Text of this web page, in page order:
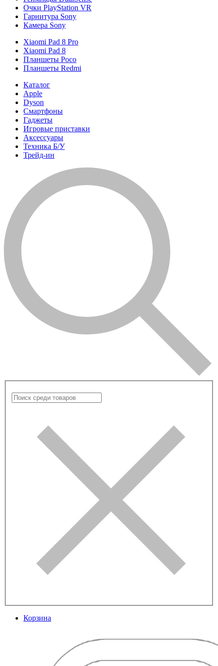
Очки PlayStation VR
Гарнитура Sony
Камера Sony
Xiaomi Pad 8 Pro
Xiaomi Pad 8
Планшеты Poco
Планшеты Redmi
Каталог
Apple
Dyson
Смартфоны
Гаджеты
Игровые приставки
Аксессуары
Техника Б/У
Трейд-ин
Корзина